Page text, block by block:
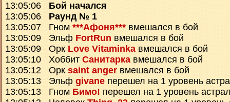
13:05:06 Бой начался
13:05:06 Раунд № 1
13:05:07 Гном ***Афоня*** вмешался в бой
13:05:09 Эльф FortRun вмешался в бой
13:05:09 Орк Love Vitaminka вмешался в бой
13:05:10 Хоббит Санитаркавмешался в бой
13:05:12 Орк saint anger вмешался в бой
13:05:13 Эльф givane перешел на 1 уровень
13:05:13 Гном Бимо! перешел на 1 уровень